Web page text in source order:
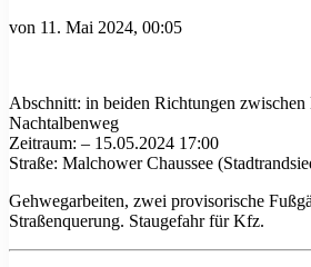
von 11. Mai 2024, 00:05
Abschnitt: in beiden Richtungen zwischen
Nachtalbenweg
Zeitraum: – 15.05.2024 17:00
Straße: Malchower Chaussee
Gehwegarbeiten, zwei provisorische
Straßenquerung. Staugefahr für Kfz.